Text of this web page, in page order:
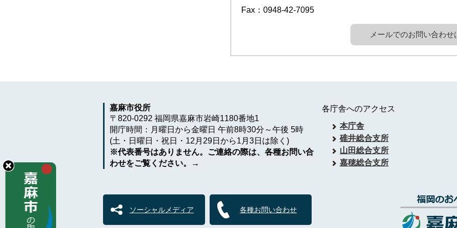
Fax：0948-42-7095
メールでのお問い合わせ
嘉麻市役所
〒820-0292 福岡県嘉麻市岩崎1180番地1
開庁時間：月曜日から金曜日 午前8時30分～午後 5時
(土・日曜日・祝日・12月29日から1月3日は除く)
※代表番号はありません。ご連絡の際は、各種お問い合
わせをご覧ください。→
ソーシャルメディア 各種お問い合わせ
各庁舎へのアクセス
本庁舎
碓井総合支所
山田総合支所
嘉穂総合支所